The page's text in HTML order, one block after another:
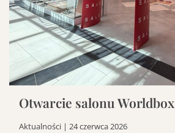
Otwarcie salonu Worldbox
Aktualności | 24 czerwca 2026